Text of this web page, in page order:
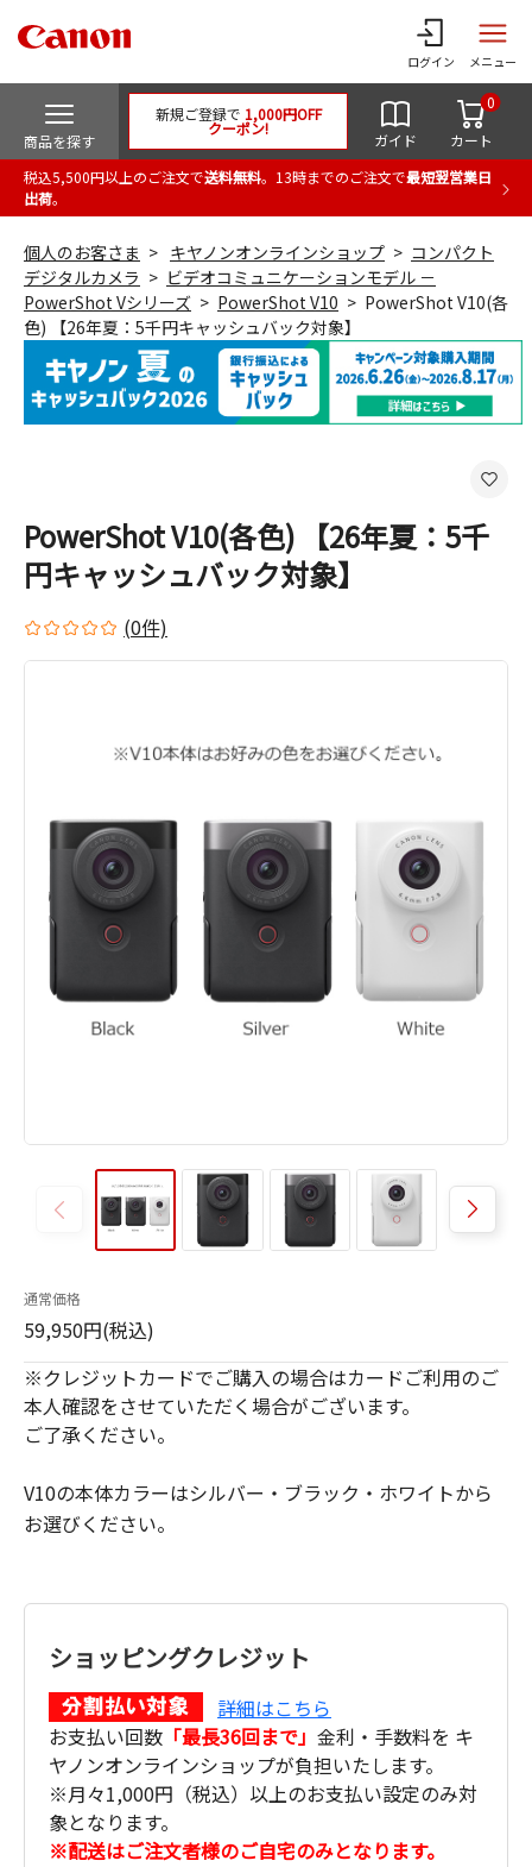
ログイン メニュー
商品を探す
新規ご登録で 1,000円OFF
クーポン!
ガイド カート
0
税込5,500円以上のご注文で送料無料。13時までのご注文で最短翌営業日
出荷。
個人のお客さま キヤノンオンラインショップ
コンパクト
デジタルカメラ
ビデオコミュニケーションモデル －
PowerShot Vシリーズ
PowerShot V10
PowerShot V10(各
色) 【26年夏：5千円キャッシュバック対象】
PowerShot V10(各色) 【26年夏：5千
円キャッシュバック対象】
(0件)
通常価格
59,950円(税込)
※クレジットカードでご購入の場合はカードご利用のご
本人確認をさせていただく場合がございます。
ご了承ください。
V10の本体カラーはシルバー・ブラック・ホワイトから
お選びください。
ショッピングクレジット
詳細はこちら
お支払い回数 「最長36回まで」 金利・手数料を キ
ヤノンオンラインショップが負担いたします。
※月々1,000円（税込）以上のお支払い設定のみ対
象となります。
※配送はご注文者様のご自宅のみとなります。